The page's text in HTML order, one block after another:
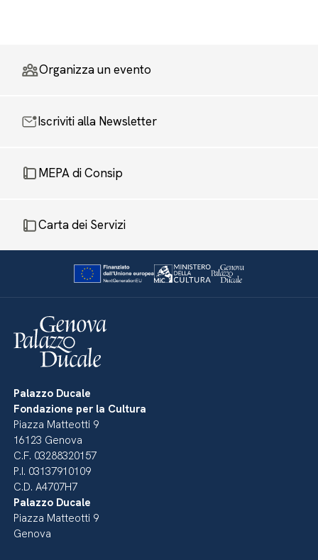
Organizza un evento
Iscriviti alla Newsletter
MEPA di Consip
Carta dei Servizi
Palazzo Ducale
Fondazione per la Cultura
Piazza Matteotti 9
16123 Genova
C.F. 03288320157
P.I. 03137910109
C.D. A4707H7
Palazzo Ducale
Piazza Matteotti 9
Genova